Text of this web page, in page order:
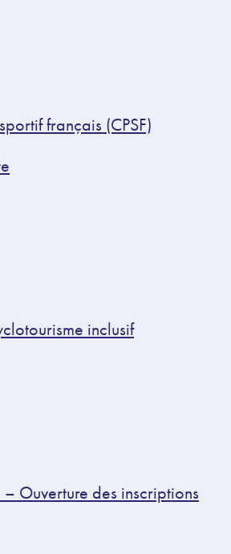
français (CPSF)
inclusif
Ouverture des inscriptions